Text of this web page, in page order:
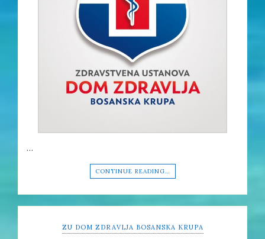
…
CONTINUE READING…
ZU DOM ZDRAVLJA BOSANSKA KRUPA